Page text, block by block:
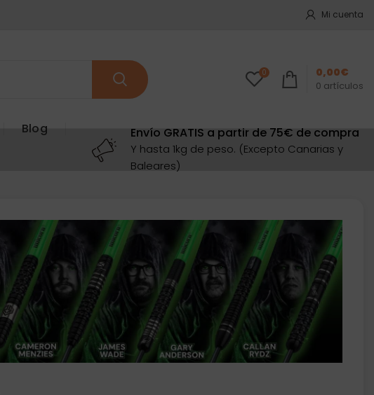
Mi cuenta
0
0 artículos
0,00€
Blog Envío GRATIS a partir de 75€ de compra
Y hasta 1kg de peso. (Excepto Canarias y
Baleares)